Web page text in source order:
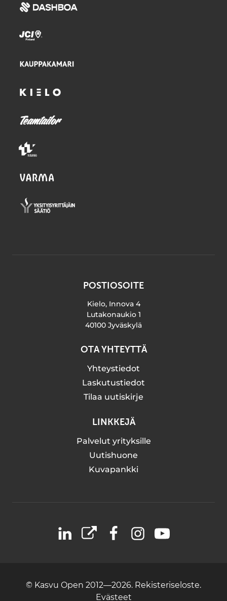
POSTIOSOITE
Kielo, Innova 4
Lutakonaukio 1
40100 Jyväskylä
OTA YHTEYTTÄ
Yhteystiedot
Laskutustiedot
Tilaa uutiskirje
LINKKEJÄ
Palvelut yrityksille
Uutishuone
Kuvapankki
LinkedIn
X FacebookInstagramYouTube
© Kasvu Open 2012—2026. Rekisteriseloste.
Evästeet